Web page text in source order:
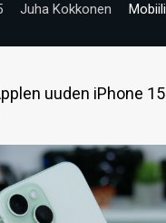
Juha Kokkonen Mobiili
uuden iPhone 15